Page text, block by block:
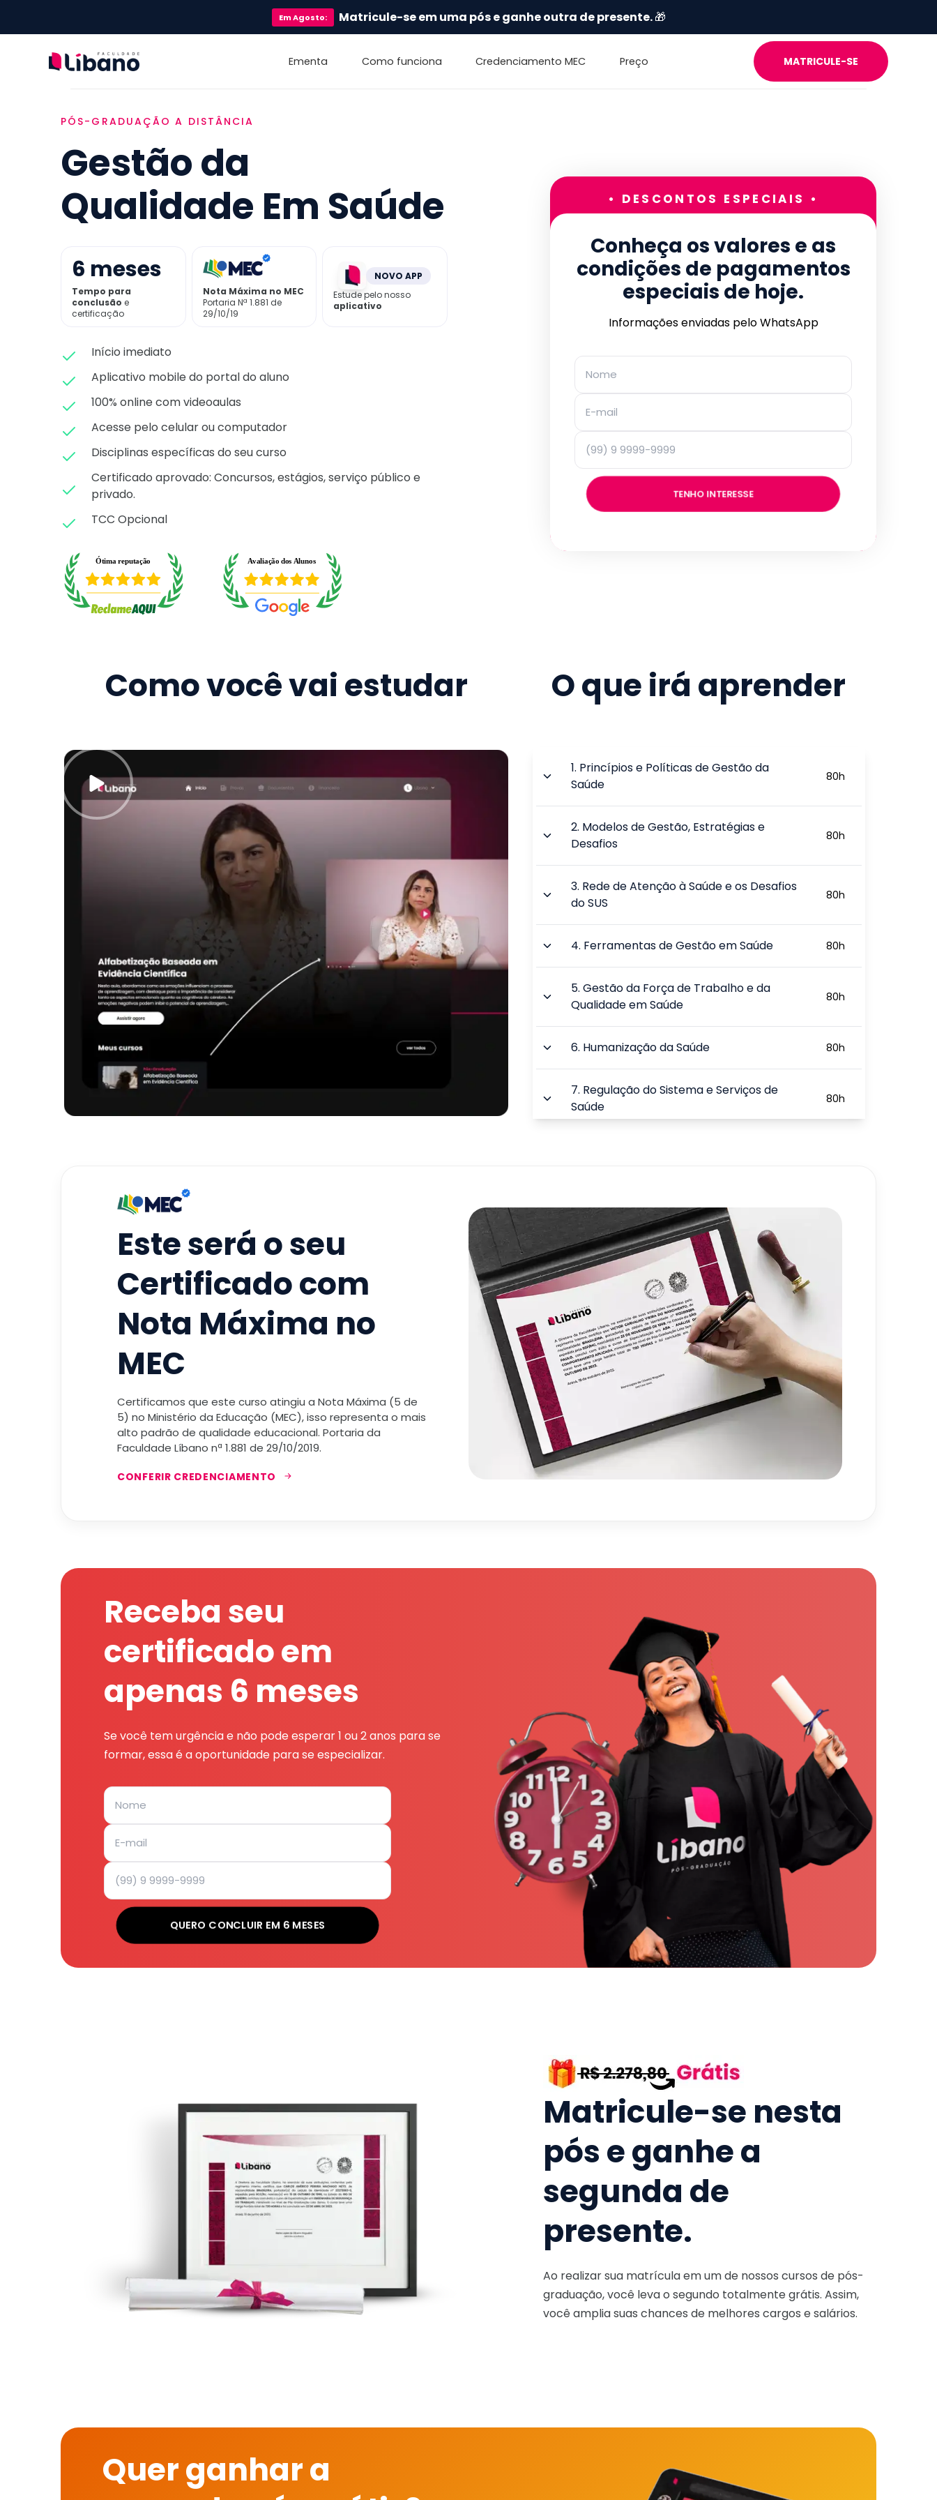
EmAgosto: Matricule-se em uma pós e ganhe outra de presente.🎁
Ementa Como funciona Credenciamento MEC Preço MATRICULE-SE
PÓS-GRADUAÇÃO A DISTÂNCIA
Gestão da
Qualidade Em Saúde
6 meses
Tempo para
conclusão e
certificação
Nota Máxima no MEC
Portaria Nª 1.881 de
29/10/19
NOVO APP
Estude pelo nosso
aplicativo
Início imediato
Aplicativo mobile do portal do aluno
100% online com videoaulas
Acesse pelo celular ou computador
Disciplinas específicas do seu curso
Certificado aprovado: Concursos, estágios, serviço público e
privado.
TCC Opcional
• DESCONTOS ESPECIAIS •
Conheça os valores e as
condições de pagamentos
especiais de hoje.
Informações enviadas pelo WhatsApp
TENHO INTERESSE
Como você vai estudar O que irá aprender
1. Princípios e Políticas de Gestão da
Saúde
80h
2. Modelos de Gestão, Estratégias e
Desafios
80h
3. Rede de Atenção à Saúde e os Desafios
do SUS
80h
4. Ferramentas de Gestão em Saúde 80h
5.Gestão da Força de Trabalho e da
Qualidade em Saúde
80h
6. Humanização da Saúde 80h
7. Regulação do Sistema e Serviços de
Saúde
80h
9.Auditoria em Saúde
TOTAL:
Este será o seu
Certificado com
Nota Máxima no
MEC
Certificamos que este curso atingiu a Nota Máxima (5 de
5) no Ministério da Educação (MEC), isso representa o mais
alto padrão de qualidade educacional. Portaria da
Faculdade Líbano nª 1.881 de 29/10/2019.
CONFERIR CREDENCIAMENTO
Receba seu
certificado em
apenas 6 meses
Se você tem urgência e não pode esperar 1 ou 2 anos para se
formar, essa é a oportunidade para se especializar.
QUERO CONCLUIR EM 6 MESES
Matricule-se nesta
pós e ganhe a
segunda de
presente.
Ao realizar sua matrícula em um de nossos cursos de pós-
graduação, você leva o segundo totalmente grátis. Assim,
você amplia suas chances de melhores cargos e salários.
Quer ganhar a